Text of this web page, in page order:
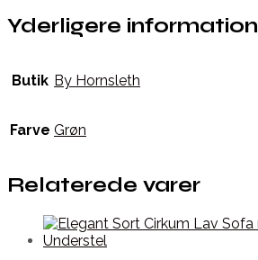
Yderligere information
Butik By Hornsleth
Farve Grøn
Relaterede varer